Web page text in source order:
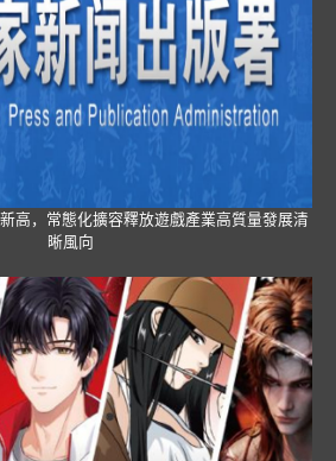
高，常態化擴容釋放遊戲產業高質量發展清
晰風向